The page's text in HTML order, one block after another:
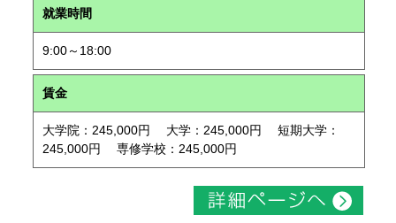
就業時間
9:00～18:00
賃金
大学院：245,000円 大学：245,000円 短期大学：
245,000円 専修学校：245,000円